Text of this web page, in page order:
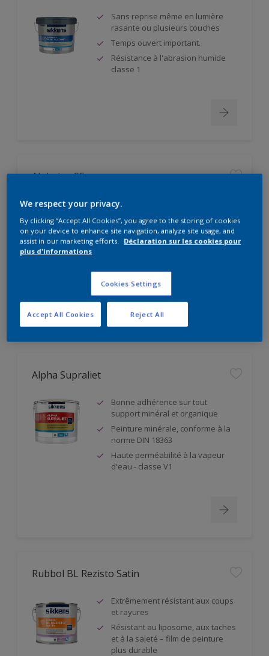
Sans reprise même en lumière
rasante ou plusieurs couches
Temps ouvert important.
Résistance à l'abrasion humide
classe 1
Alphatex SF
Produit à partir de matières
Pouvoir couvrant élevé. Classe 1
suivant DIN EN 13300
Alpha Supraliet
Bonne adhérence sur tout
support minéral et organique
Peinture minérale, conforme à la
norme DIN 18363
Haute perméabilité à la vapeur
d'eau - classe V1
Rubbol BL Rezisto Satin
Extrêmement résistant aux coups
et rayures
Résistant au liposome, aux taches
et à la saleté – film de peinture
plus durable
We respect your privacy.
By clicking “Accept All Cookies”, you agree to the storing of cookies
on your device to enhance site navigation, analyze site usage, and
assist in our marketing efforts.
Déclaration sur les cookies pour
plus d'informations
Cookies Settings
Reject All
Accept All Cookies